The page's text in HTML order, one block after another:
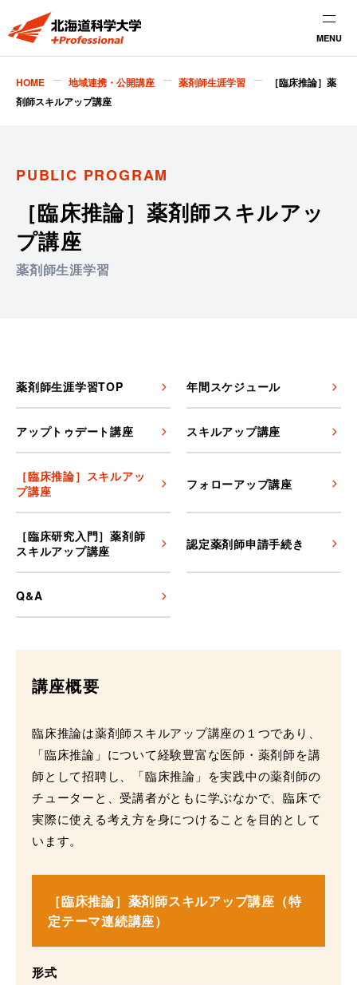
MENU
HOME 地域連携・公開講座 薬剤師生涯学習
［臨床推論］薬
剤師スキルアップ講座
PUBLIC PROGRAM
［臨床推論］薬剤師スキルアッ
プ講座
薬剤師生涯学習
薬剤師生涯学習TOP 年間スケジュール
アップトゥデート講座 スキルアップ講座
［臨床推論］スキルアッ
プ講座
フォローアップ講座
［臨床研究入門］薬剤師
スキルアップ講座
認定薬剤師申請手続き
Q&A
講座概要
臨床推論は薬剤師スキルアップ講座の１つであり、
「臨床推論」について経験豊富な医師・薬剤師を講
師として招聘し、「臨床推論」を実践中の薬剤師の
チューターと、受講者がともに学ぶなかで、臨床で
実際に使える考え方を身につけることを目的として
います。
［臨床推論］薬剤師スキルアップ講座（特
定テーマ連続講座）
形式